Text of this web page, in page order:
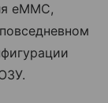
eMMC,